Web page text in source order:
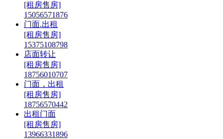
[租房售房]
15056571876
门面.出租
[租房售房]
15375108798
店面转让
[租房售房]
18756010707
门面，出租
[租房售房]
18756570442
出租门面
[租房售房]
13966331896